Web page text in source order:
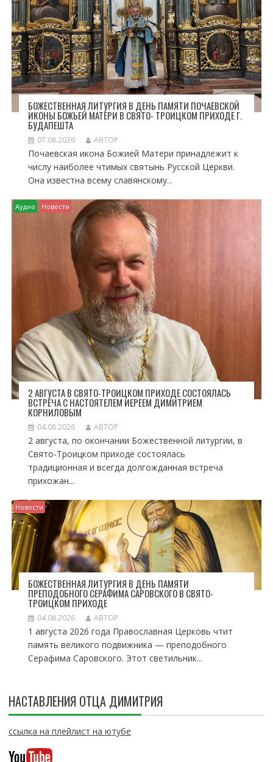
И
С
Я
М
БОЖЕСТВЕННАЯ ЛИТУРГИЯ В ДЕНЬ ПАМЯТИ ПОЧАЕВСКОЙ
ИКОНЫ БОЖЬЕЙ МАТЕРИ В СВЯТО- ТРОИЦКОМ ПРИХОДЕ Г.
БУДАПЕШТА
07.08.2026 АВТОР
Почаевская икона Божией Матери принадлежит к
числу наиболее чтимых святынь Русской Церкви.
Она известна всему славянскому...
Аудио Новости
2 АВГУСТА В СВЯТО-ТРОИЦКОМ ПРИХОДЕ СОСТОЯЛАСЬ
ВСТРЕЧА С НАСТОЯТЕЛЕМ ИЕРЕЕМ ДИМИТРИЕМ
КОРНИЛОВЫМ
04.08.2026 АВТОР
2 августа, по окончании Божественной литургии, в
Свято-Троицком приходе состоялась
традиционная и всегда долгожданная встреча
прихожан...
Новости
БОЖЕСТВЕННАЯ ЛИТУРГИЯ В ДЕНЬ ПАМЯТИ
ПРЕПОДОБНОГО СЕРАФИМА САРОВСКОГО В СВЯТО-
ТРОИЦКОМ ПРИХОДЕ
04.08.2026 АВТОР
1 августа 2026 года Православная Церковь чтит
память великого подвижника — преподобного
Серафима Саровского. Этот светильник...
НАСТАВЛЕНИЯ ОТЦА ДИМИТРИЯ
ссылка на плейлист на ютубе